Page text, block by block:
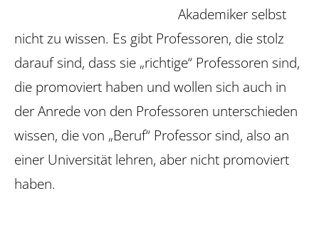
Akademiker selbst
nicht zu wissen. Es gibt Professoren, die stolz
darauf sind, dass sie „richtige“ Professoren sind,
die promoviert haben und wollen sich auch in
der Anrede von den Professoren unterschieden
wissen, die von „Beruf“ Professor sind, also an
einer Universität lehren, aber nicht promoviert
haben.